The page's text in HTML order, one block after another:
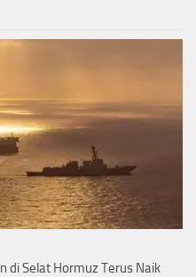
di Selat Hormuz Terus Naik